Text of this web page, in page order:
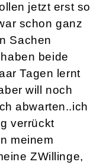
jetzt erst so
schon ganz
Sachen
beide
Tagen lernt
will noch
abwarten..ich
verrückt
meinem
ZWillinge,